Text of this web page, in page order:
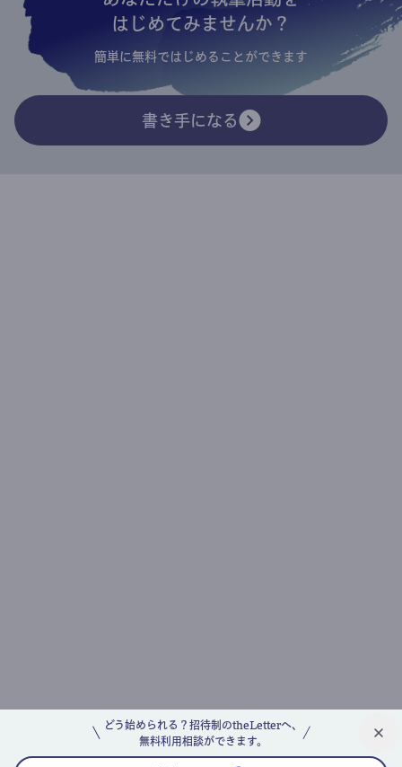
どう始められる？招待制のtheLetterへ、
無料利用相談ができます。
はじめてみませんか？
簡単に無料ではじめることができます
書き手になる